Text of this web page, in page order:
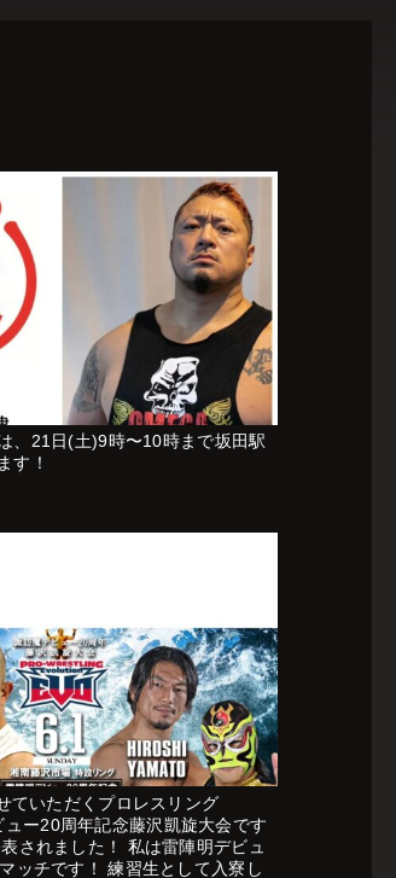
、21日(土)9時〜10時まで坂田駅
す！
ていただくプロレスリング
ー20周年記念藤沢凱旋大会です
されました！ 私は雷陣明デビュ
ッチです！ 練習生として入寮し